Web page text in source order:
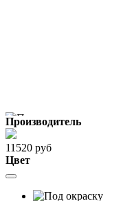
Производитель
11520 руб
Цвет